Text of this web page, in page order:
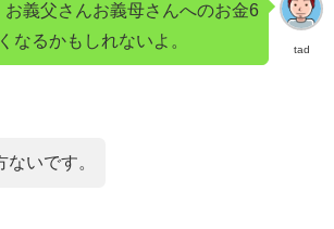
tad
義父さんお義母さんへのお金6
なるかもしれないよ。
いです。